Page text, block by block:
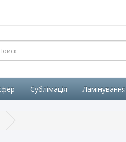
Сублімація Ламінування